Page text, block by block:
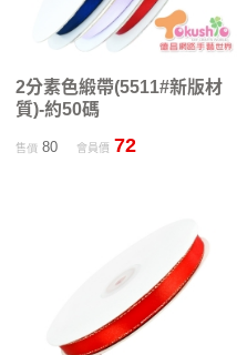
2分素色緞帶(5511#新版材
質)-約50碼
售價80 會員價 72